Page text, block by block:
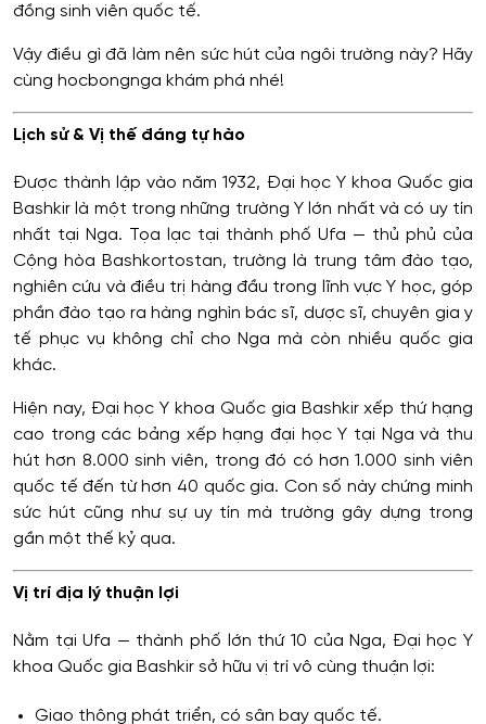
đồng sinh viên quốc tế.
Vậy điều gì đã làm nên sức hút của ngôi trường này? Hãy
cùng hocbongnga khám phá nhé!
Lịch sử & Vị thế đáng tự hào
Được thành lập vào năm 1932, Đại học Y khoa Quốc gia
Bashkir là một trong những trường Y lớn nhất và có uy tín
nhất tại Nga. Tọa lạc tại thành phố Ufa — thủ phủ của
Cộng hòa Bashkortostan, trường là trung tâm đào tạo,
nghiên cứu và điều trị hàng đầu trong lĩnh vực Y học, góp
phần đào tạo ra hàng nghìn bác sĩ, dược sĩ, chuyên gia y
tế phục vụ không chỉ cho Nga mà còn nhiều quốc gia
khác.
Hiện nay, Đại học Y khoa Quốc gia Bashkir xếp thứ hạng
cao trong các bảng xếp hạng đại học Y tại Nga và thu
hút hơn 8.000 sinh viên, trong đó có hơn 1.000 sinh viên
quốc tế đến từ hơn 40 quốc gia. Con số này chứng minh
sức hút cũng như sự uy tín mà trường gây dựng trong
gần một thế kỷ qua.
Vị trí địa lý thuận lợi
Nằm tại Ufa — thành phố lớn thứ 10 của Nga, Đại học Y
khoa Quốc gia Bashkir sở hữu vị trí vô cùng thuận lợi:
Giao thông phát triển, có sân bay quốc tế.